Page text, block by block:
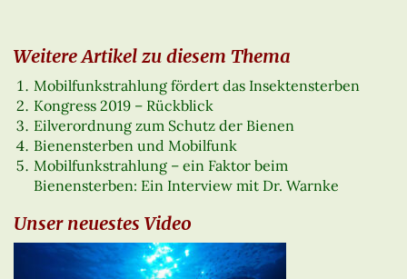
Weitere Artikel zu diesem Thema
Mobilfunkstrahlung fördert das Insektensterben
Kongress 2019 – Rückblick
Eilverordnung zum Schutz der Bienen
Bienensterben und Mobilfunk
Mobilfunkstrahlung – ein Faktor beim
Bienensterben: Ein Interview mit Dr. Warnke
Unser neuestes Video